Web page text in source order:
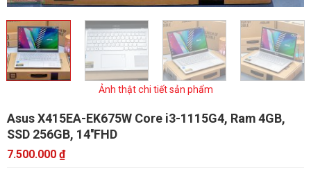
Ảnh thật chi tiết sản phẩm
Asus X415EA-EK675W Core i3-1115G4, Ram 4GB,
SSD 256GB, 14''FHD
7.500.000 ₫